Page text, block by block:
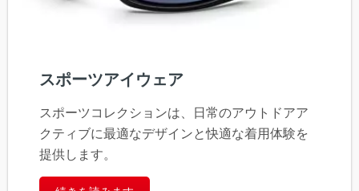
スポーツアイウェア
スポーツコレクションは、日常のアウトドアア
クティブに最適なデザインと快適な着用体験を
提供します。